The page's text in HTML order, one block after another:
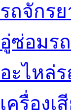
รถจักร
อู่ซ่อมรถ
อะไหล่
เครื่องเ